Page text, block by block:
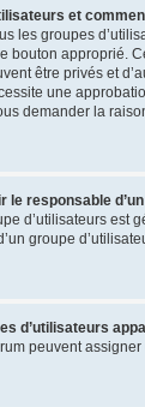
et
les groupes
bouton approprié.
être privés et
une
demander la
le responsable
d’utilisateurs est
groupe
d’utilisateurs
peuvent